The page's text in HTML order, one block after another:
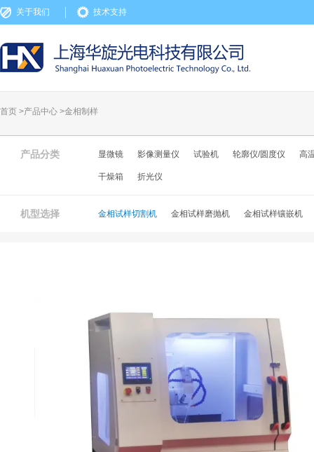
关于我们 技术支持
首页 >产品中心 >金相制样
产品分类 显微镜 影像测量仪 试验机 轮廓仪/圆度仪 高
干燥箱 折光仪
机型选择 金相试样切割机 金相试样磨抛机 金相试样镶嵌机